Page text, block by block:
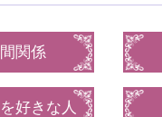
関係
好きな人